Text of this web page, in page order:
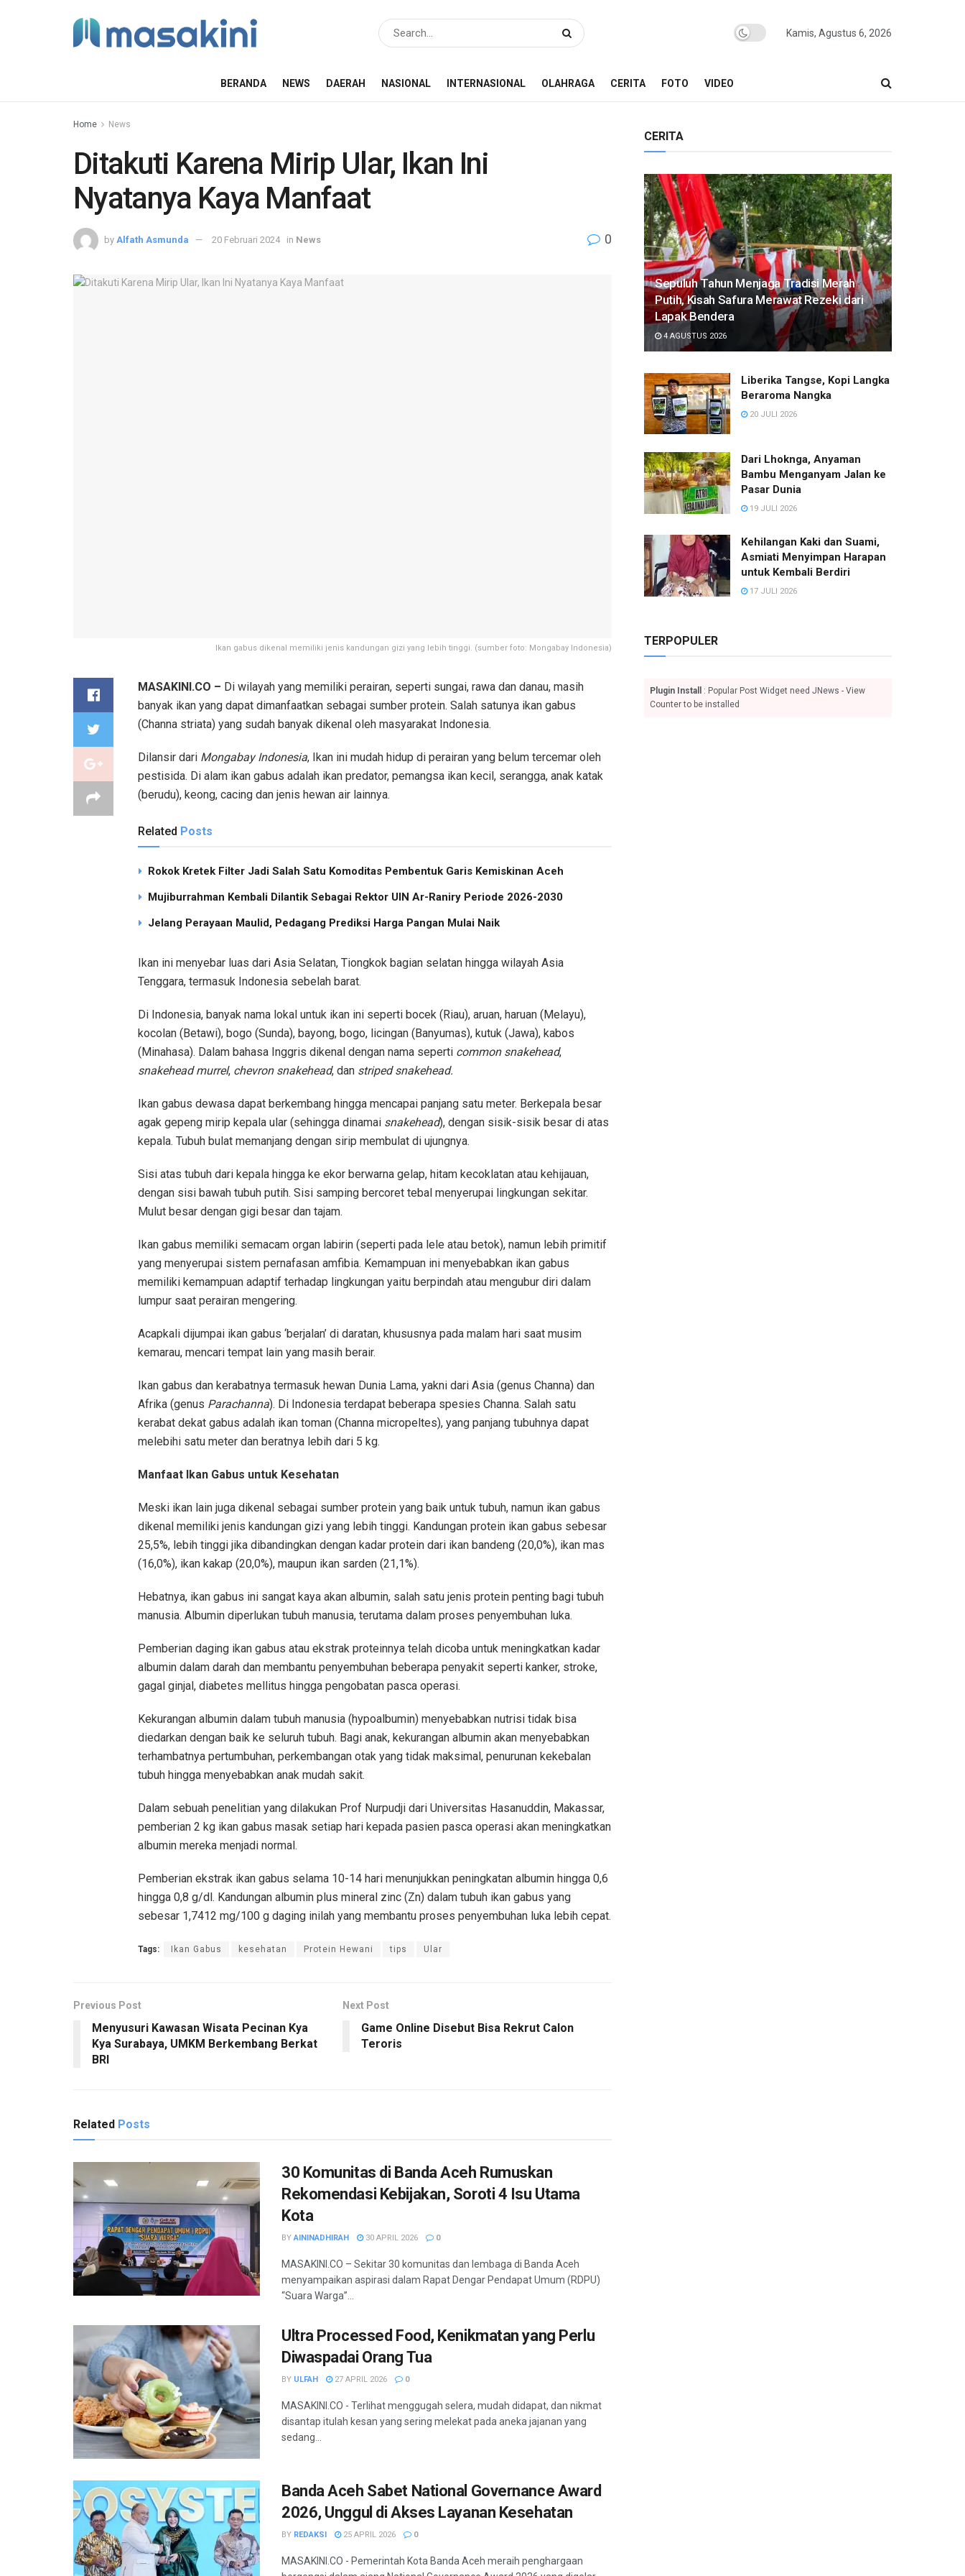
Kamis, Agustus 6, 2026
BERANDA NEWS DAERAH NASIONAL INTERNASIONAL OLAHRAGA CERITA FOTO VIDEO
Home News
Ditakuti Karena Mirip Ular, Ikan Ini
Nyatanya Kaya Manfaat
by Alfath Asmunda 20 Februari 2024 in News 0
Ikan gabus dikenal memiliki jenis kandungan gizi yang lebih tinggi. (sumber foto: Mongabay Indonesia)
MASAKINI.CO – Di wilayah yang memiliki perairan, seperti sungai, rawa dan danau, masih
banyak ikan yang dapat dimanfaatkan sebagai sumber protein. Salah satunya ikan gabus
(Channa striata) yang sudah banyak dikenal oleh masyarakat Indonesia.
Dilansir dari Mongabay Indonesia, Ikan ini mudah hidup di perairan yang belum tercemar oleh
pestisida. Di alam ikan gabus adalah ikan predator, pemangsa ikan kecil, serangga, anak katak
(berudu), keong, cacing dan jenis hewan air lainnya.
Related Posts
Rokok Kretek Filter Jadi Salah Satu Komoditas Pembentuk Garis Kemiskinan Aceh
Mujiburrahman Kembali Dilantik Sebagai Rektor UIN Ar-Raniry Periode 2026-2030
Jelang Perayaan Maulid, Pedagang Prediksi Harga Pangan Mulai Naik
Ikan ini menyebar luas dari Asia Selatan, Tiongkok bagian selatan hingga wilayah Asia
Tenggara, termasuk Indonesia sebelah barat.
Di Indonesia, banyak nama lokal untuk ikan ini seperti bocek (Riau), aruan, haruan (Melayu),
kocolan (Betawi), bogo (Sunda), bayong, bogo, licingan (Banyumas), kutuk (Jawa), kabos
(Minahasa). Dalam bahasa Inggris dikenal dengan nama seperti common snakehead,
snakehead murrel, chevron snakehead, dan striped snakehead.
Ikan gabus dewasa dapat berkembang hingga mencapai panjang satu meter. Berkepala besar
agak gepeng mirip kepala ular (sehingga dinamai snakehead), dengan sisik-sisik besar di atas
kepala. Tubuh bulat memanjang dengan sirip membulat di ujungnya.
Sisi atas tubuh dari kepala hingga ke ekor berwarna gelap, hitam kecoklatan atau kehijauan,
dengan sisi bawah tubuh putih. Sisi samping bercoret tebal menyerupai lingkungan sekitar.
Mulut besar dengan gigi besar dan tajam.
Ikan gabus memiliki semacam organ labirin (seperti pada lele atau betok), namun lebih primitif
yang menyerupai sistem pernafasan amfibia. Kemampuan ini menyebabkan ikan gabus
memiliki kemampuan adaptif terhadap lingkungan yaitu berpindah atau mengubur diri dalam
lumpur saat perairan mengering.
Acapkali dijumpai ikan gabus ‘berjalan’ di daratan, khususnya pada malam hari saat musim
kemarau, mencari tempat lain yang masih berair.
Ikan gabus dan kerabatnya termasuk hewan Dunia Lama, yakni dari Asia (genus Channa) dan
Afrika (genus Parachanna). Di Indonesia terdapat beberapa spesies Channa. Salah satu
kerabat dekat gabus adalah ikan toman (Channa micropeltes), yang panjang tubuhnya dapat
melebihi satu meter dan beratnya lebih dari 5 kg.
Manfaat Ikan Gabus untuk Kesehatan
Meski ikan lain juga dikenal sebagai sumber protein yang baik untuk tubuh, namun ikan gabus
dikenal memiliki jenis kandungan gizi yang lebih tinggi. Kandungan protein ikan gabus sebesar
25,5%, lebih tinggi jika dibandingkan dengan kadar protein dari ikan bandeng (20,0%), ikan mas
(16,0%), ikan kakap (20,0%), maupun ikan sarden (21,1%).
Hebatnya, ikan gabus ini sangat kaya akan albumin, salah satu jenis protein penting bagi tubuh
manusia. Albumin diperlukan tubuh manusia, terutama dalam proses penyembuhan luka.
Pemberian daging ikan gabus atau ekstrak proteinnya telah dicoba untuk meningkatkan kadar
albumin dalam darah dan membantu penyembuhan beberapa penyakit seperti kanker, stroke,
gagal ginjal, diabetes mellitus hingga pengobatan pasca operasi.
Kekurangan albumin dalam tubuh manusia (hypoalbumin) menyebabkan nutrisi tidak bisa
diedarkan dengan baik ke seluruh tubuh. Bagi anak, kekurangan albumin akan menyebabkan
terhambatnya pertumbuhan, perkembangan otak yang tidak maksimal, penurunan kekebalan
tubuh hingga menyebabkan anak mudah sakit.
Dalam sebuah penelitian yang dilakukan Prof Nurpudji dari Universitas Hasanuddin, Makassar,
pemberian 2 kg ikan gabus masak setiap hari kepada pasien pasca operasi akan meningkatkan
albumin mereka menjadi normal.
Pemberian ekstrak ikan gabus selama 10-14 hari menunjukkan peningkatan albumin hingga 0,6
hingga 0,8 g/dl. Kandungan albumin plus mineral zinc (Zn) dalam tubuh ikan gabus yang
sebesar 1,7412 mg/100 g daging inilah yang membantu proses penyembuhan luka lebih cepat.
Tags: Ikan Gabus kesehatan Protein Hewani tips Ular
Previous Post
Menyusuri Kawasan Wisata Pecinan Kya
Kya Surabaya, UMKM Berkembang Berkat
BRI
Next Post
Game Online Disebut Bisa Rekrut Calon
Teroris
Related Posts
30 Komunitas di Banda Aceh Rumuskan
Rekomendasi Kebijakan, Soroti 4 Isu Utama
Kota
BY AININADHIRAH 30 APRIL 2026 0
MASAKINI.CO – Sekitar 30 komunitas dan lembaga di Banda Aceh
menyampaikan aspirasi dalam Rapat Dengar Pendapat Umum (RDPU)
“Suara Warga”...
Ultra Processed Food, Kenikmatan yang Perlu
Diwaspadai Orang Tua
BY ULFAH 27 APRIL 2026 0
MASAKINI.CO - Terlihat menggugah selera, mudah didapat, dan nikmat
disantap itulah kesan yang sering melekat pada aneka jajanan yang
sedang...
Banda Aceh Sabet National Governance Award
2026, Unggul di Akses Layanan Kesehatan
BY REDAKSI 25 APRIL 2026 0
MASAKINI.CO - Pemerintah Kota Banda Aceh meraih penghargaan
CERITA
Sepuluh Tahun Menjaga Tradisi Merah
Putih, Kisah Safura Merawat Rezeki dari
Lapak Bendera
4 AGUSTUS 2026
Liberika Tangse, Kopi Langka
Beraroma Nangka
20 JULI 2026
Dari Lhoknga, Anyaman
Bambu Menganyam Jalan ke
Pasar Dunia
19 JULI 2026
Kehilangan Kaki dan Suami,
Asmiati Menyimpan Harapan
untuk Kembali Berdiri
17 JULI 2026
TERPOPULER
Plugin Install
: Popular Post Widget need JNews - View
Counter to be installed